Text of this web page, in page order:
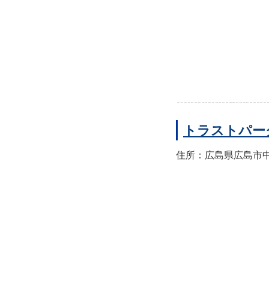
トラストパ
住所：広島県広島市